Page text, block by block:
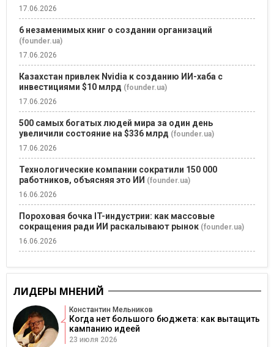
17.06.2026
6 незаменимых книг о создании организаций
(founder.ua)
17.06.2026
Казахстан привлек Nvidia к созданию ИИ-хаба с
инвестициями $10 млрд (founder.ua)
17.06.2026
500 самых богатых людей мира за один день
увеличили состояние на $336 млрд (founder.ua)
17.06.2026
Технологические компании сократили 150 000
работников, объясняя это ИИ (founder.ua)
16.06.2026
Пороховая бочка IT-индустрии: как массовые
сокращения ради ИИ раскалывают рынок (founder.ua)
16.06.2026
ЛИДЕРЫ МНЕНИЙ
Константин Мельников
Когда нет большого бюджета: как вытащить
кампанию идеей
23 июля 2026